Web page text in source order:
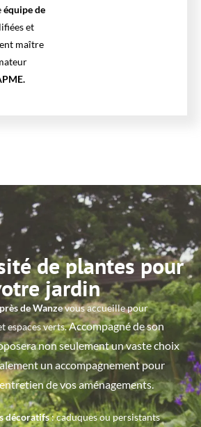
équipe de
et
maître
de plantes pour
jardin
près de Wanzevous accueille pour
espaces verts.Accompagné de son
non seulement un vaste choix
un accompagnement pour
de vos aménagements.
décoratifs: caduques ou persistants